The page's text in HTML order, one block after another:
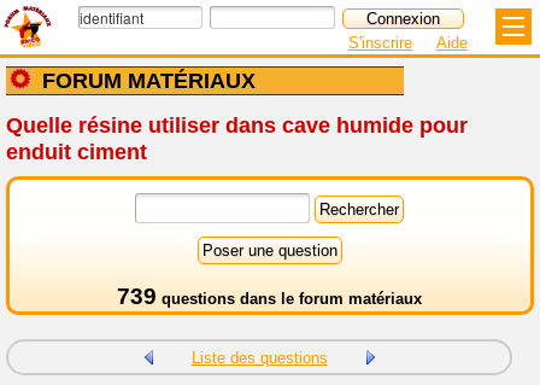
FORUM MATÉRIAUX
S'inscrire Aide
Quelle résine utiliser dans cave humide pour
enduit ciment
739 questions dans le forum matériaux
Liste des questions